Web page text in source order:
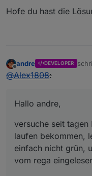
Hofe du hast die
Offline
andre DEVELOPER
@Alex1808:
Hallo andre,
versuche seit tagen
laufen bekommen,
einfach nicht grün,
vom rega